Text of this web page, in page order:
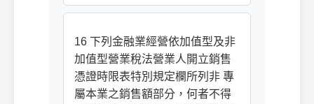
16 下列金融業經營依加值型及非
加值型營業稅法營業人開立銷售
憑證時限表特別規定欄所列非 專
屬本業之銷售額部分，何者不得